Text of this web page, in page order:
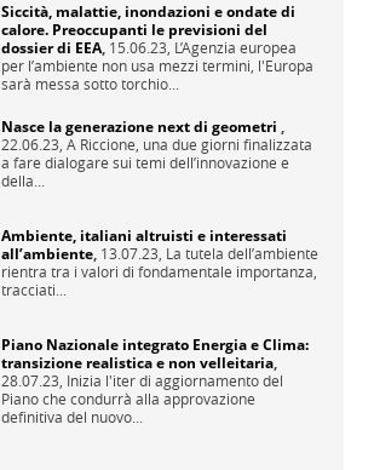
Siccità, malattie, inondazioni e ondate di
calore. Preoccupanti le previsioni del
dossier di EEA, 15.06.23, L’Agenzia europea
per l’ambiente non usa mezzi termini, l'Europa
sarà messa sotto torchio...
Nasce la generazione next di geometri ,
22.06.23, A Riccione, una due giorni finalizzata
a fare dialogare sui temi dell’innovazione e
della...
Ambiente, italiani altruisti e interessati
all’ambiente, 13.07.23, La tutela dell’ambiente
rientra tra i valori di fondamentale importanza,
tracciati...
Piano Nazionale integrato Energia e Clima:
transizione realistica e non velleitaria,
28.07.23, Inizia l'iter di aggiornamento del
Piano che condurrà alla approvazione
definitiva del nuovo...